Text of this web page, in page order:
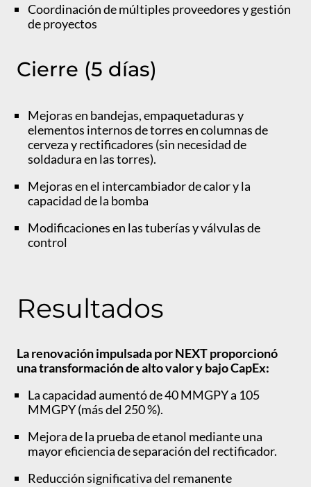
Coordinación de múltiples proveedores y gestión
de proyectos
Cierre (5 días)
Mejoras en bandejas, empaquetaduras y
elementos internos de torres en columnas de
cerveza y rectificadores (sin necesidad de
soldadura en las torres).
Mejoras en el intercambiador de calor y la
capacidad de la bomba
Modificaciones en las tuberías y válvulas de
control
Resultados
La renovación impulsada por NEXT proporcionó
una transformación de alto valor y bajo CapEx:
La capacidad aumentó de 40 MMGPY a 105
MMGPY (más del 250 %).
Mejora de la prueba de etanol mediante una
mayor eficiencia de separación del rectificador.
Reducción significativa del remanente